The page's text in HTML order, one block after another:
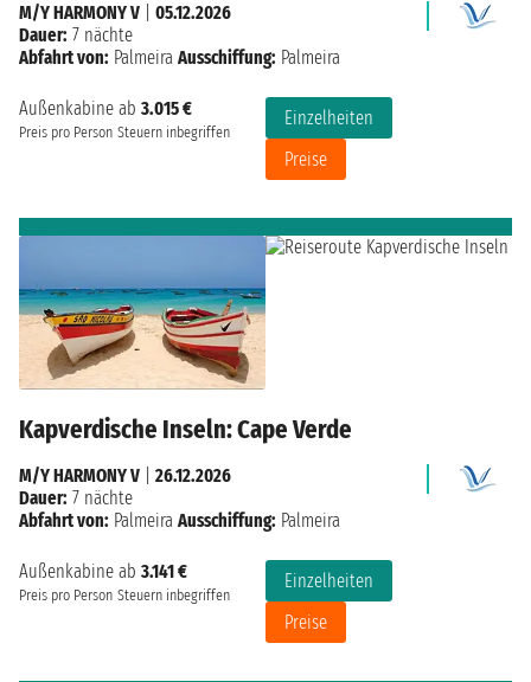
Außenkabine ab 3.015 €
Preis pro Person Steuern inbegriffen
Einzelheiten
Preise
M/Y HARMONY V
05.12.2026
Dauer: 7 nächte
Abfahrt von: Palmeira Ausschiffung: Palmeira
Kapverdische Inseln: Cape Verde
Außenkabine ab 3.141 €
Preis pro Person Steuern inbegriffen
Einzelheiten
Preise
M/Y HARMONY V
26.12.2026
Dauer: 7 nächte
Abfahrt von: Palmeira Ausschiffung: Palmeira